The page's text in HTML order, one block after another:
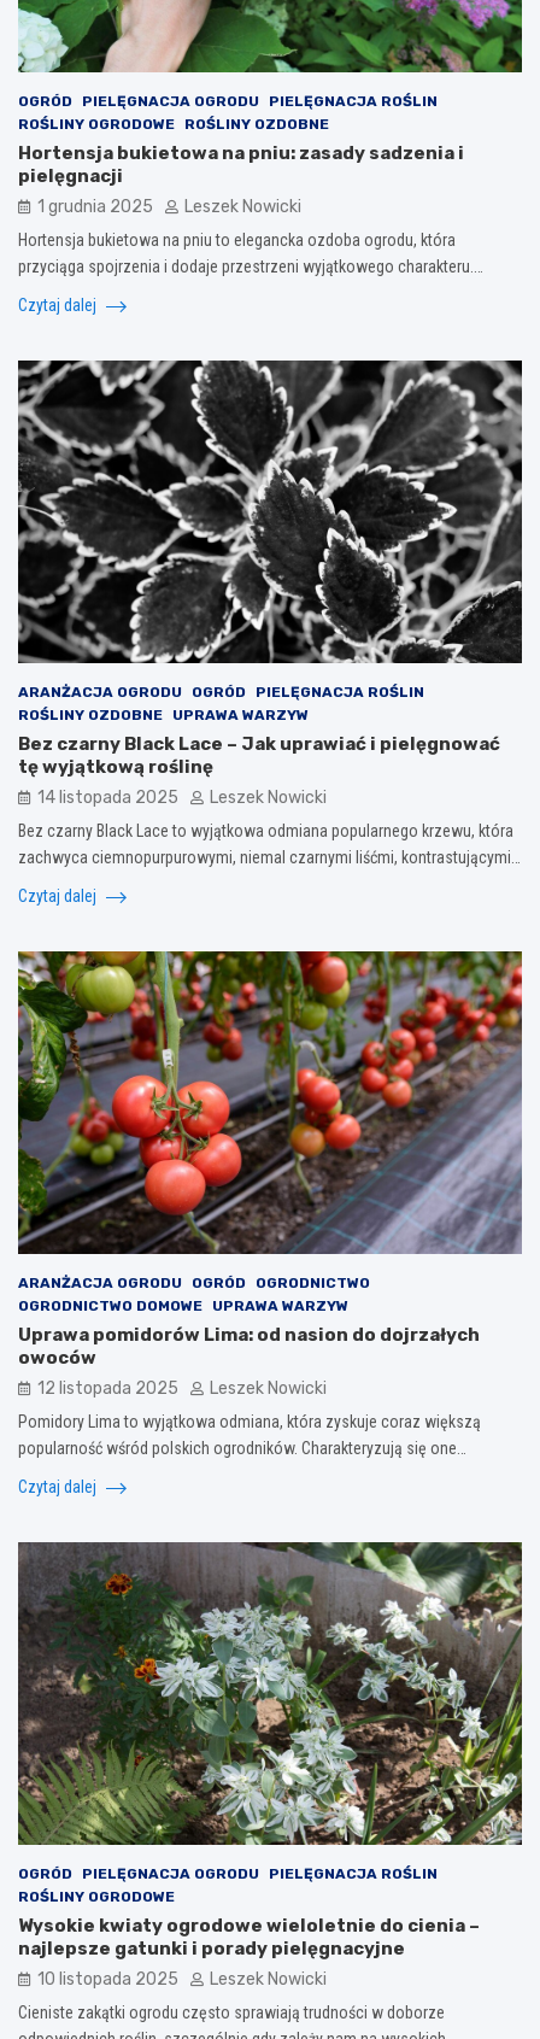
OGRÓD PIELĘGNACJA OGRODU
PIELĘGNACJA ROŚLIN
ROŚLINY OGRODOWE
ROŚLINY OZDOBNE
Hortensja bukietowa na pniu: zasady sadzenia i
pielęgnacji
1 grudnia 2025 Leszek Nowicki
Hortensja bukietowa na pniu to elegancka ozdoba ogrodu, która
przyciąga spojrzenia i dodaje przestrzeni wyjątkowego charakteru.…
Czytaj dalej
ARANŻACJA OGRODU OGRÓD
PIELĘGNACJA ROŚLIN
ROŚLINY OZDOBNE
UPRAWA WARZYW
Bez czarny Black Lace – Jak uprawiać i pielęgnować
tę wyjątkową roślinę
14 listopada 2025 Leszek Nowicki
Bez czarny Black Lace to wyjątkowa odmiana popularnego krzewu, która
zachwyca ciemnopurpurowymi, niemal czarnymi liśćmi, kontrastującymi…
Czytaj dalej
ARANŻACJA OGRODU OGRÓD
OGRODNICTWO
OGRODNICTWO DOMOWE
UPRAWA WARZYW
Uprawa pomidorów Lima: od nasion do dojrzałych
owoców
12 listopada 2025 Leszek Nowicki
Pomidory Lima to wyjątkowa odmiana, która zyskuje coraz większą
popularność wśród polskich ogrodników. Charakteryzują się one…
Czytaj dalej
OGRÓD PIELĘGNACJA OGRODU
PIELĘGNACJA ROŚLIN
ROŚLINY OGRODOWE
Wysokie kwiaty ogrodowe wieloletnie do cienia –
najlepsze gatunki i porady pielęgnacyjne
10 listopada 2025 Leszek Nowicki
Cieniste zakątki ogrodu często sprawiają trudności w doborze